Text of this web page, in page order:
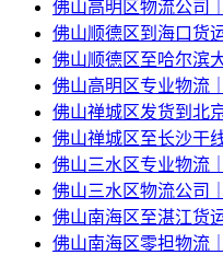
佛山高明区物流公司
佛山顺德区到海口货
佛山顺德区至哈尔滨
佛山高明区专业物流
佛山禅城区发货到北
佛山禅城区至长沙干
佛山三水区专业物流
佛山三水区物流公司
佛山南海区至湛江货
佛山南海区零担物流